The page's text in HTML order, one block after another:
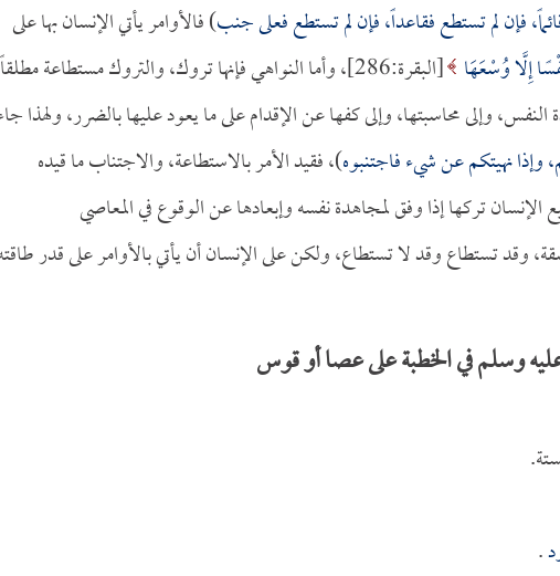
فإن لم تستطع فقاعداً، فإن لم تستطع فعلى جنب) فالأوامر يأتي الإنسان بها على
إِلَّا وُسْعَهَا
[البقرة:286]، وأما النواهي فإنها تروك، والتروك مستطاعة
وإلى محاسبتها، وإلى كفها عن الإقدام على ما يعود عليها بالضرر، ولهذا
وإذا نهيتكم عن شيء فاجتنبوه)، فقيد الأمر بالاستطاعة، والاجتناب ما قيده
الإنسان تركها إذا وفق لمجاهدة نفسه وإبعادها عن الوقوع في المعاصي
وقد تستطاع وقد لا تستطاع، ولكن على الإنسان أن يأتي بالأوامر على قدر
وسلم في الخطبة على عصا أو قوس
.